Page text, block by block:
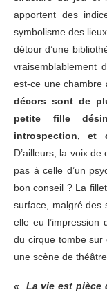
apportent des
symbolisme des
détour d’une
vraisemblablement
est-ce une chambre
décors sont de
petite fille
introspection, et
D’ailleurs, la voix
pas à celle d’un
bon conseil ? La
surface, malgré des
elle eu l’impression
du cirque tombe sur
une scène de théâtre.
« La vie est pièce